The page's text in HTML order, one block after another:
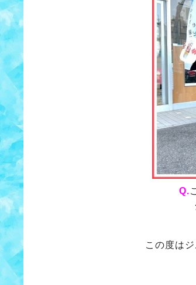
Q.
この度は